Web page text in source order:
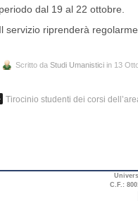
periodo dal 19 al 22 ottobre.
Il servizio riprenderà
Scritto da Studi Umanistici in 13
Tirocinio studenti dei corsi
C.F.: